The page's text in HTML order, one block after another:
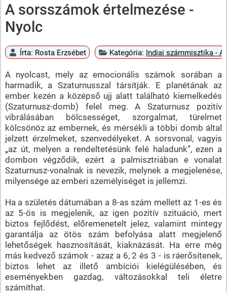
A sorsszámok értelmezése -
Nyolc
Írta: Rosta Erzsébet Kategória: Indiai számmisztika -
A nyolcast, mely az emocionális számok sorában a
harmadik, a Szaturnusszal társítják. E planétának az
ember kezén a középső ujj alatt található kiemelkedés
(Szaturnusz-domb) felel meg. A Szaturnusz pozitív
vibrálásában bölcsességet, szorgalmat, türelmet
kölcsönöz az embernek, és mérsékli a többi domb által
jelzett érzelmeket, szenvedélyeket. A sorsvonal, vagyis
„az út, melyen a rendeltetésünk felé haladunk”, ezen a
dombon végződik, ezért a palmisztriában e vonalat
Szaturnusz-vonalnak is nevezik, melynek a megjelenése,
milyensége az emberi személyiséget is jellemzi.
Ha a születés dátumában a 8-as szám mellett az 1-es és
az 5-ös is megjelenik, az igen pozitív szituáció, mert
biztos fejlődést, előremenetelt jelez, valamint mintegy
garantálja az ötös szám befolyása alatt megjelenő
lehetőségek hasznosítását, kiaknázását. Ha erre még
más kedvező számok - azaz a 6, 2 és 3 - is ráerősítenek,
biztos lehet az illető ambíciói kielégülésében, és
eseményekben gazdag, változásokkal teli életre
számíthat.